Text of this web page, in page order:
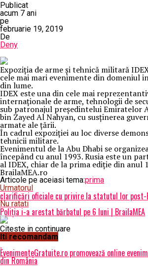
Publicat
acum 7 ani
pe
februarie 19, 2019
De
Deny
Expoziția de arme și tehnică militară
cele mai mari evenimente din domeniul
din lume.
IDEX este una din cele mai
internaționale de arme, tehnologii de
sub patronajul președintelui Emiratelor
bin Zayed Al Nahyan, cu susținerea
armate ale țării.
În cadrul expoziției au loc diverse
tehnicii militare.
Evenimentul de la Abu Dhabi se
începând cu anul 1993. Rusia este un
al IDEX, chiar de la prima ediție din anul
BrailaMEA.ro
Articole pe aceiasi tema:prima
Urmatorul
clarificări oficiale cu privire la statutul lor post-
Nu ratati
Poliția i-a arestat bărbatul pe 6 luni | BrailaMEA
Citeste in continuare
Iti recomandam
EvenimenteGratuite.ro promovează online
din România